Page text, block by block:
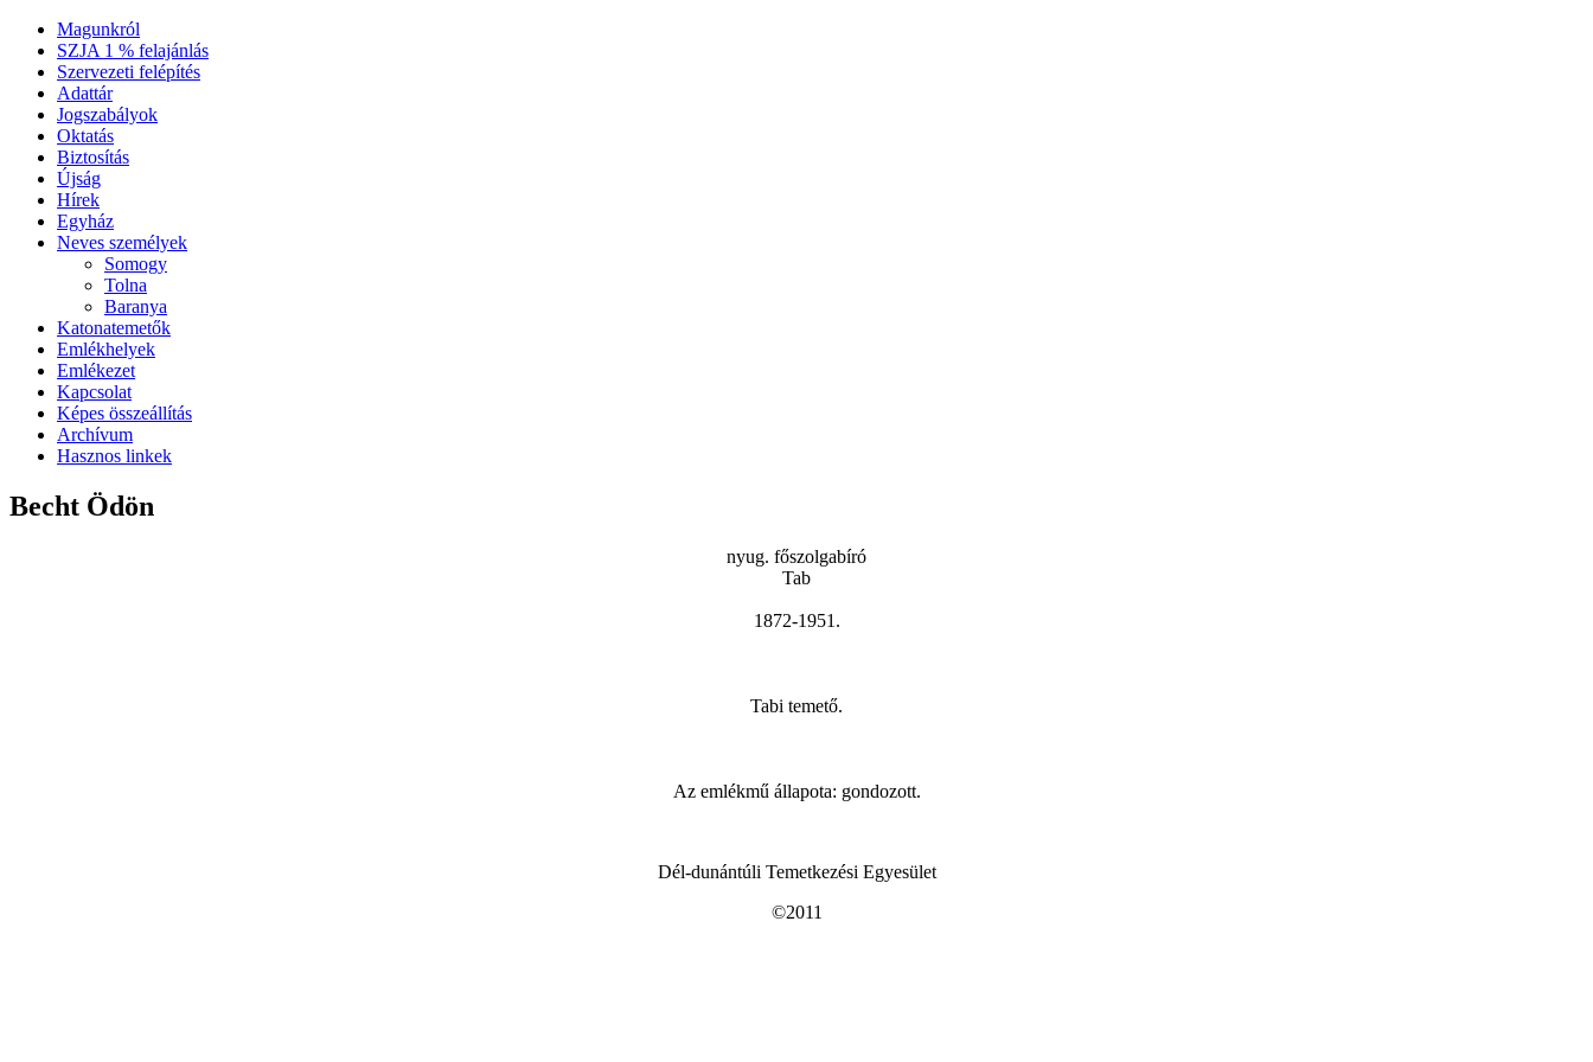
Magunkról
SZJA 1 % felajánlás
Szervezeti felépítés
Adattár
Jogszabályok
Oktatás
Biztosítás
Újság
Hírek
Egyház
Neves személyek
Somogy
Tolna
Baranya
Katonatemetők
Emlékhelyek
Emlékezet
Kapcsolat
Képes összeállítás
Archívum
Hasznos linkek
Becht Ödön
nyug. főszolgabíró
Tab
1872-1951.
Tabi temető.
Az emlékmű állapota: gondozott.
Dél-dunántúli Temetkezési Egyesület
©2011